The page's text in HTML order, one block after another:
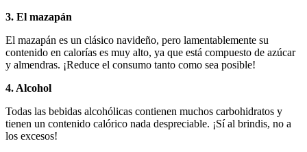
3. El mazapán
El mazapán es un clásico navideño, pero lamentablemente su
contenido en calorías es muy alto, ya que está compuesto de azúcar
y almendras. ¡Reduce el consumo tanto como sea posible!
4. Alcohol
Todas las bebidas alcohólicas contienen muchos carbohidratos y
tienen un contenido calórico nada despreciable. ¡Sí al brindis, no a
los excesos!